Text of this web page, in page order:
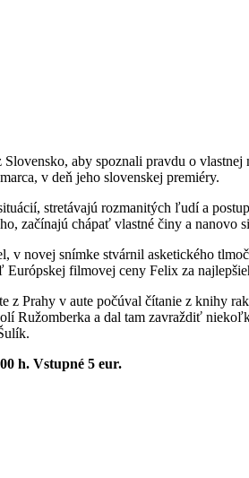
aby spoznali pravdu o
v deň jeho slovenskej premiéry.
stretávajú rozmanitých ľudí a
začínajú chápať vlastné činy a nanovo
novej snímke stvárnil asketického
filmovej ceny Felix za
z Prahy v aute počúval čítanie z
Ružomberka a dal tam zavraždiť
h. Vstupné 5 eur.